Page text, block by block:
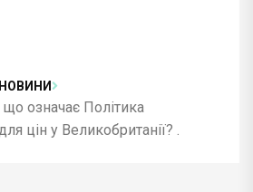
що означає Політика
цін у Великобританії? .